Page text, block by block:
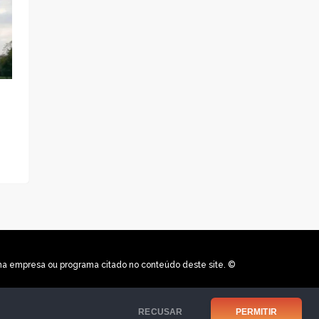
RECUSAR PERMITIR
empresa ou programa citado no conteúdo deste site. ©